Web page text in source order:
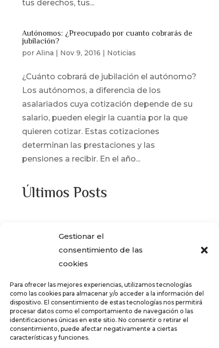
Gestionar el
consentimiento de las
cookies
Para ofrecer las mejores experiencias, utilizamos tecnologías
como las cookies para almacenar y/o acceder a la información del
dispositivo. El consentimiento de estas tecnologías nos permitirá
procesar datos como el comportamiento de navegación o las
identificaciones únicas en este sitio. No consentir o retirar el
consentimiento, puede afectar negativamente a ciertas
características y funciones.
tus derechos, tus...
Autónomos: ¿Preocupado por cuanto cobrarás de
jubilación?
por Alina | Nov 9, 2016 | Noticias
¿Cuánto cobrará de jubilación el autónomo?
Los autónomos, a diferencia de los
asalariados cuya cotización depende de su
salario, pueden elegir la cuantía por la que
quieren cotizar. Estas cotizaciones
determinan las prestaciones y las
pensiones a recibir. En el año...
Últimos Posts
ENCASA CIBELES compró al IVIMA en el
año 2013?
LAS EMPRESAS
¿Qué es el teletrabajo y en que consiste?
CRÉDITOS – TARJETAS REVOLVING
FALSOS CORREOS ELECTRÓNICOS CON